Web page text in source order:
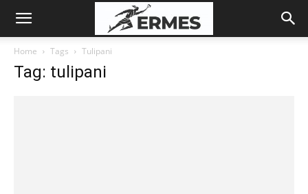
Home Tags Tulipani
Tag: tulipani